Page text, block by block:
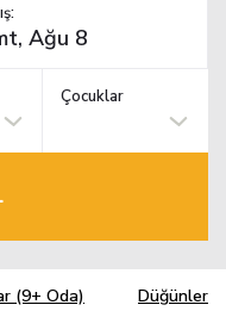
Çocuklar
(9+ Oda) Düğünler